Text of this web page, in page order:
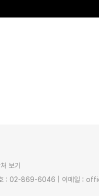
보기
호 : 02-869-6046 | 이메일 :